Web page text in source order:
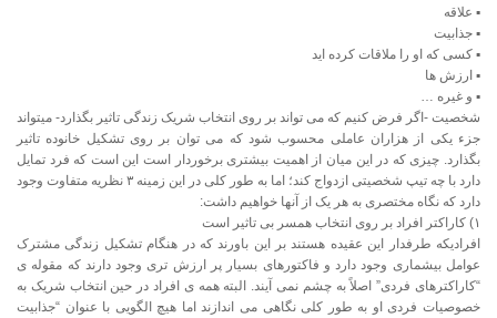
▪ علاقه
▪ جذابیت
▪ کسی که او را ملاقات کرده اید
▪ ارزش ها
▪ و غیره …
شخصیت -اگر فرض کنیم که می تواند بر روی انتخاب شریک زندگی تاثیر بگذارد- میتواند
جزء یکی از هزاران عاملی محسوب شود که می توان بر روی تشکیل خانوده تاثیر
بگذارد. چیزی که در این میان از اهمیت بیشتری برخوردار است این است که فرد تمایل
دارد با چه تیپ شخصیتی ازدواج کند؛ اما به طور کلی در این زمینه ۳ نظریه متفاوت وجود
دارد که نگاه مختصری به هر یک از آنها خواهیم داشت:
۱) کاراکتر افراد بر روی انتخاب همسر بی تاثیر است
افرادیکه طرفدار این عقیده هستند بر این باورند که در هنگام تشکیل زندگی مشترک
عوامل بیشماری وجود دارد و فاکتورهای بسیار پر ارزش تری وجود دارند که مقوله ی
“کاراکترهای فردی” اصلاً به چشم نمی آیند. البته همه ی افراد در حین انتخاب شریک به
خصوصیات فردی او به طور کلی نگاهی می اندازند اما هیچ الگویی با عنوان “جذابیت